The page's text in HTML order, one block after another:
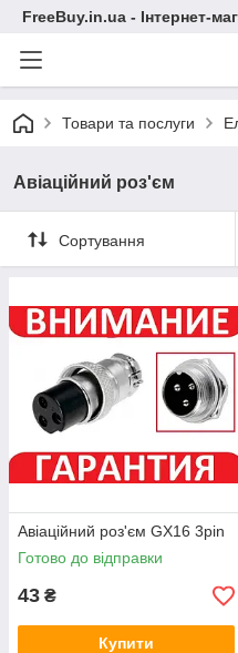
FreeBuy.in.ua - Інтернет-
Товари та послуги
Авіаційний роз'єм
Сортування
Авіаційний роз'єм GX16 3pin
Готово до відправки
43 ₴
Купити